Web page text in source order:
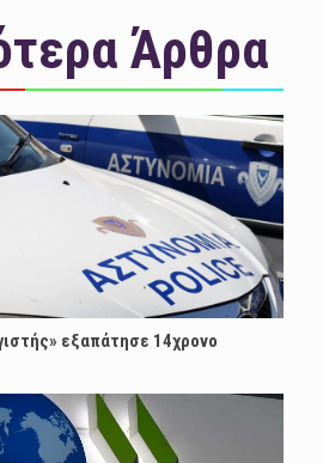
Άρθρα
εξαπάτησε 14χρονο